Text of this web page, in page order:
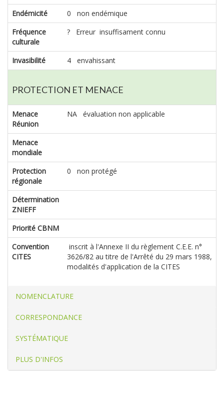
Endémicité
0 non endémique
Fréquence
culturale
? Erreur insuffisament connu
Invasibilité 4 envahissant
PROTECTION ET MENACE
Menace
Réunion
NA évaluation non applicable
Menace
mondiale
Protection
régionale
0 non protégé
Détermination
ZNIEFF
Priorité CBNM
Convention
CITES
inscrit à l'Annexe II du règlement C.E.E. n°
3626/82 au titre de l'Arrêté du 29 mars 1988,
modalités d'application de la CITES
NOMENCLATURE
CORRESPONDANCE
SYSTÉMATIQUE
PLUS D'INFOS